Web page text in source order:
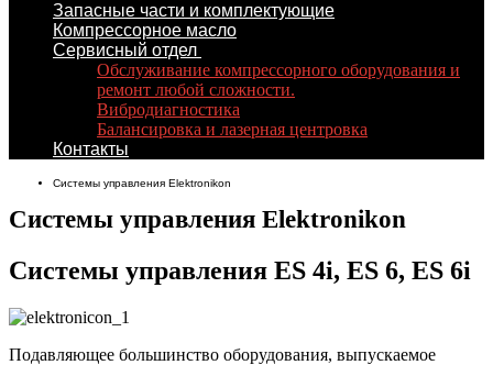
Запасные части и комплектующие
Компрессорное масло
Сервисный отдел
Обслуживание компрессорного оборудования и
ремонт любой сложности.
Вибродиагностика
Балансировка и лазерная центровка
Контакты
Системы управления Elektronikon
Системы управления Elektronikon
Системы управления ES 4i, ES 6, ES 6i
Подавляющее большинство оборудования, выпускаемое